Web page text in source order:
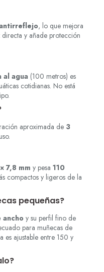
, lo que mejora
y añade protección
al agua (100 metros) es
cotidianas. No está
aproximada de 3
7,8 mm y pesa 110
compactos y ligeros de la
pequeñas?
ancho y su perfil fino de
para muñecas de
es ajustable entre 150 y